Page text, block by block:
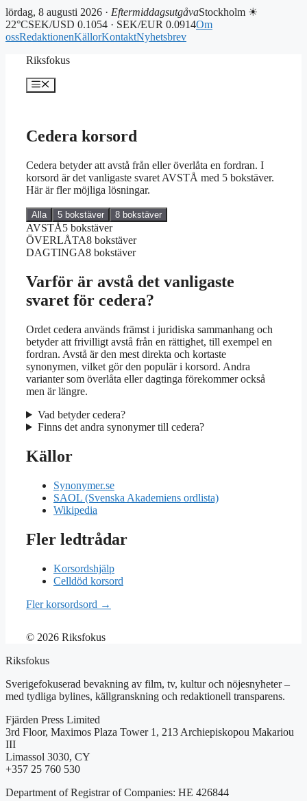
lördag, 8 augusti 2026 · EftermiddagsutgåvaStockholm ☀
22°CSEK/USD 0.1054 · SEK/EUR 0.0914Om
ossRedaktionenKällorKontaktNyhetsbrev
Riksfokus
Meny
Cedera korsord
Cedera betyder att avstå från eller överlåta en fordran. I
korsord är det vanligaste svaret AVSTÅ med 5 bokstäver.
Här är fler möjliga lösningar.
Alla 5 bokstäver 8 bokstäver
AVSTÅ5 bokstäver
ÖVERLÅTA8 bokstäver
DAGTINGA8 bokstäver
Varför är avstå det vanligaste
svaret för cedera?
Ordet cedera används främst i juridiska sammanhang och
betyder att frivilligt avstå från en rättighet, till exempel en
fordran. Avstå är den mest direkta och kortaste
synonymen, vilket gör den populär i korsord. Andra
varianter som överlåta eller dagtinga förekommer också
men är längre.
Vad betyder cedera?
Finns det andra synonymer till cedera?
Källor
Synonymer.se
SAOL (Svenska Akademiens ordlista)
Wikipedia
Fler ledtrådar
Korsordshjälp
Celldöd korsord
Fler korsordsord →
© 2026 Riksfokus
Riksfokus
Sverigefokuserad bevakning av film, tv, kultur och nöjesnyheter –
med tydliga bylines, källgranskning och redaktionell transparens.
Fjärden Press Limited
3rd Floor, Maximos Plaza Tower 1, 213 Archiepiskopou Makariou
III
Limassol 3030, CY
+357 25 760 530
Department of Registrar of Companies: HE 426844